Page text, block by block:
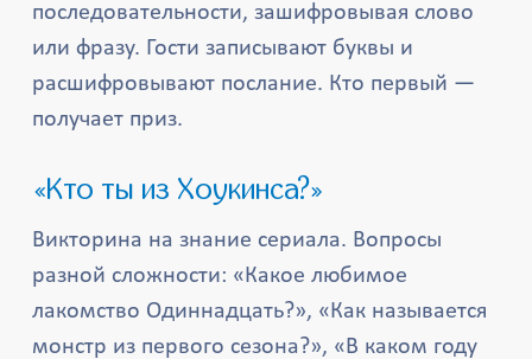
последовательности, зашифровывая слово
или фразу. Гости записывают буквы и
расшифровывают послание. Кто первый —
получает приз.
«Кто ты из Хоукинса?»
Викторина на знание сериала. Вопросы
разной сложности: «Какое любимое
лакомство Одиннадцать?», «Как называется
монстр из первого сезона?», «В каком году